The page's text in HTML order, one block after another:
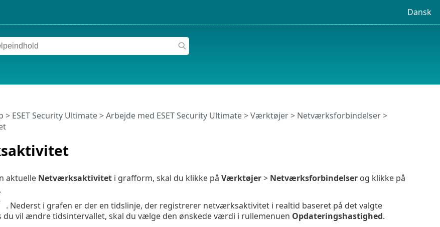
Dansk
> ESET Security Ultimate>Arbejde med ESET Security Ultimate>Værktøjer> Netværksforbindelser>
aktuelle Netværksaktiviteti grafform, skal du klikke på Værktøjer> Netværksforbindelserog klikke på
. Nederst i grafen er der en tidslinje, der registrerer netværksaktivitet i realtid baseret på det valgte
du vil ændre tidsintervallet, skal du vælge den ønskede værdi i rullemenuen Opdateringshastighed.